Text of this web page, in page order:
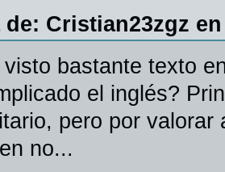
de: Cristian23zgz
visto bastante texto
el inglés?
pero por valorar
no...